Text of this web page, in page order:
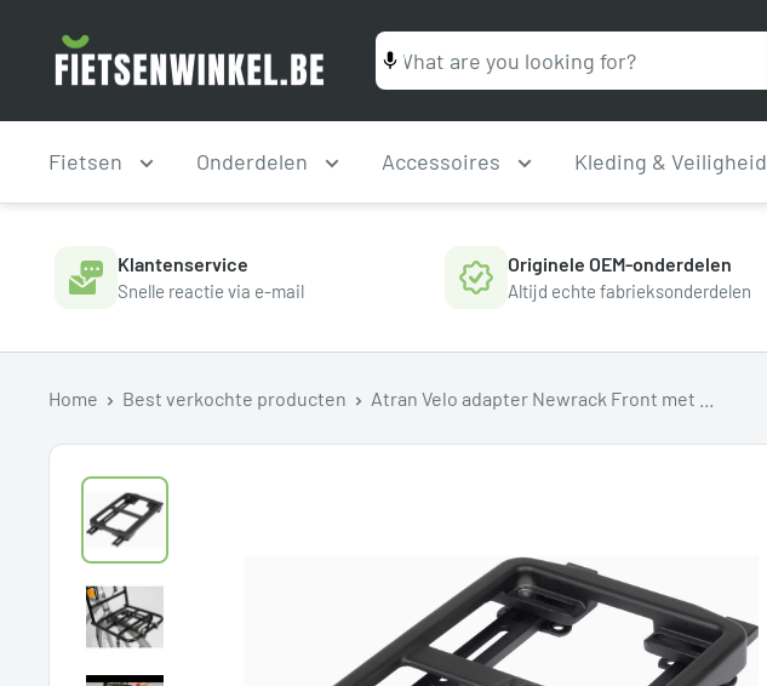
Fietsenwinkel.be
Fietsen Onderdelen Accessoires Kleding & Veiligheid
Klantenservice
Snelle reactie via e-mail
Originele OEM-onderdelen
Altijd echte fabrieksonderdelen
Home Best verkochte producten Atran Velo adapter Newrack Front met ...